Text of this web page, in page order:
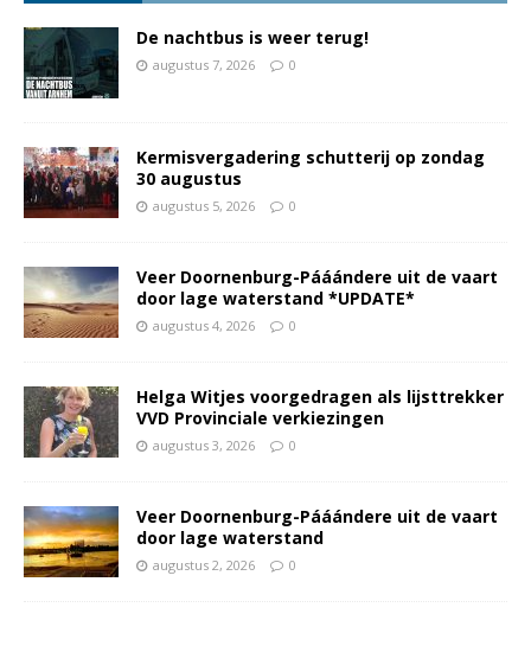
De nachtbus is weer terug!
augustus 7, 2026 0
Kermisvergadering schutterij op zondag
30 augustus
augustus 5, 2026 0
Veer Doornenburg-Pááándere uit de vaart
door lage waterstand *UPDATE*
augustus 4, 2026 0
Helga Witjes voorgedragen als lijsttrekker
VVD Provinciale verkiezingen
augustus 3, 2026 0
Veer Doornenburg-Pááándere uit de vaart
door lage waterstand
augustus 2, 2026 0